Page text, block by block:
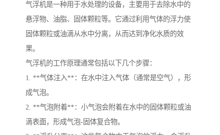
气浮机是一种用于水处理的设备，主要用于去除水中的
悬浮物、油脂、固体颗粒等。它通过利用气体的浮力使
固体颗粒或油滴从水中分离，从而达到净化水质的效
果。
气浮机的工作原理通常包括以下几个步骤：
1. **气体注入**：在水中注入气体（通常是空气），形
成气泡。
2. **气泡附着**：小气泡会附着在水中的固体颗粒或油
滴表面，形成气泡-固体复合物。